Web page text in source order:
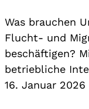
Was brauchen
Flucht- und
beschäftigen?
betriebliche
16. Januar 2026